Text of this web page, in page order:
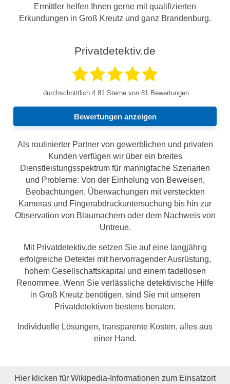
Ermittler helfen Ihnen gerne mit qualifizierten
Erkundungen in Groß Kreutz und ganz Brandenburg.
Privatdetektiv.de
durchschnittlich 4.81 Sterne von 81 Bewertungen
Bewertungen anzeigen
Als routinierter Partner von gewerblichen und privaten
Kunden verfügen wir über ein breites
Dienstleistungsspektrum für mannigfache Szenarien
und Probleme: Von der Einholung von Beweisen,
Beobachtungen, Überwachungen mit versteckten
Kameras und Fingerabdruckuntersuchung bis hin zur
Observation von Blaumachern oder dem Nachweis von
Untreue.
Mit Privatdetektiv.de setzen Sie auf eine langjährig
erfolgreiche Detektei mit hervorragender Ausrüstung,
hohem Gesellschaftskapital und einem tadellosen
Renommee. Wenn Sie verlässliche detektivische Hilfe
in Groß Kreutz benötigen, sind Sie mit unseren
Privatdetektiven bestens beraten.
Individuelle Lösungen, transparente Kosten, alles aus
einer Hand.
Hier klicken für Wikipedia-Informationen zum Einsatzort